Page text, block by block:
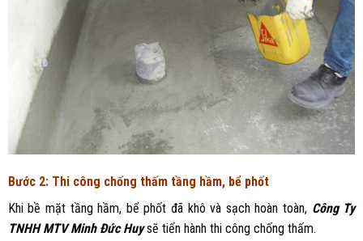
Bước 2: Thi công chống thấm tầng hầm, bể phốt
Khi bề mặt tầng hầm, bể phốt đã khô và sạch hoàn toàn, Công Ty
TNHH MTV Minh Đức Huysẽ tiến hành thi công chống thấm.